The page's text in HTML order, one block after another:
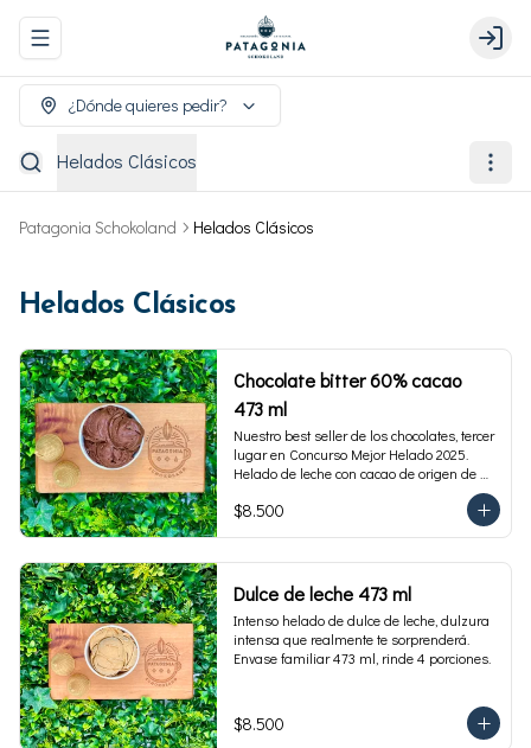
Abrir menu de navegación Login
¿Dónde quieres pedir?
Helados Clásicos
Patagonia Schokoland Helados Clásicos
Helados Clásicos
Chocolate bitter 60% cacao
473 ml
Nuestro best seller de los chocolates, tercer
lugar en Concurso Mejor Helado 2025.
Helado de leche con cacao de origen de
intensidad al 60%. Envase familiar 473 ml,
rinde 4  porciones.
$8.500
Dulce de leche 473 ml
Intenso helado de dulce de leche, dulzura
intensa que realmente te sorprenderá.
Envase familiar 473 ml, rinde 4 porciones.
$8.500